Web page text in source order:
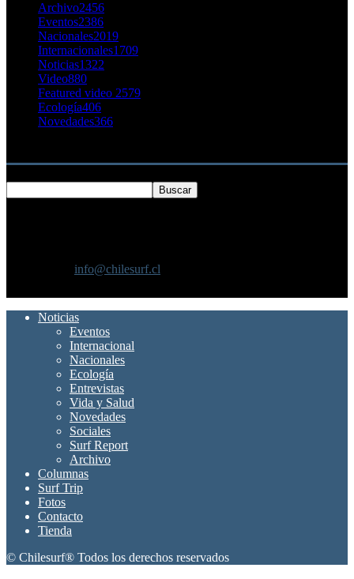
Archivo2456
Eventos2386
Nacionales2019
Internacionales1709
Noticias1322
Video880
Featured video 2579
Ecología406
Novedades366
info@chilesurf.cl
Noticias
Eventos
Internacional
Nacionales
Ecología
Entrevistas
Vida y Salud
Novedades
Sociales
Surf Report
Archivo
Columnas
Surf Trip
Fotos
Contacto
Tienda
© Chilesurf® Todos los derechos reservados